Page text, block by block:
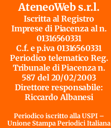
AteneoWeb s.r.l.
Iscritta al Registro
Imprese di Piacenza al n.
01316560331
C.f. e p.iva 01316560331
Periodico telematico Reg.
Tribunale di Piacenza n.
587 del 20/02/2003
Direttore responsabile:
Riccardo Albanesi
Periodico iscritto alla USPI –
Unione Stampa Periodici Italiana